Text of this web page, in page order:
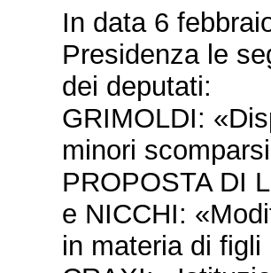
In data 6
Presidenza le
dei deputati:
GRIMOLDI:
minori
PROPOSTA DI
e NICCHI:
in materia di